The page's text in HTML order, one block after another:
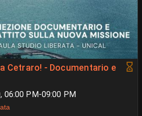
Cetraro! - Documentario e
06:00 PM-09:00 PM